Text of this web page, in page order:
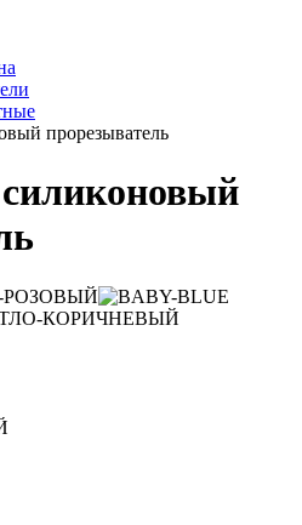
прорезыватель